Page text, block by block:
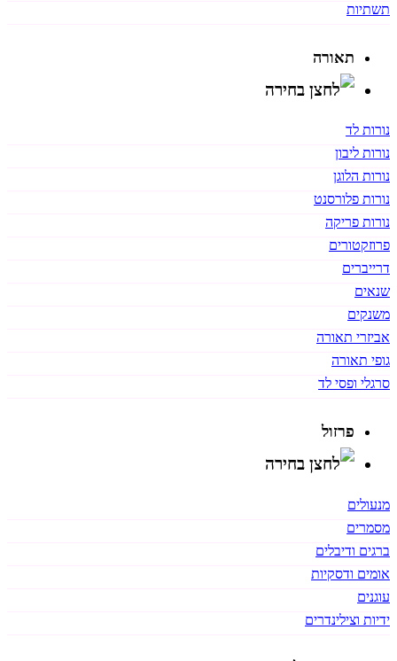
תשתיות
תאורה
נורות לד
נורות ליבון
נורות הלוגן
נורות פלורסנט
נורות פריקה
פרוזקטורים
דרייברים
שנאים
משנקים
אביזרי תאורה
גופי תאורה
סרגלי ופסי לד
פרזול
מנעולים
מסמרים
ברגים ודיבלים
אומים ודסקיות
עוגנים
ידיות וצילינדרים